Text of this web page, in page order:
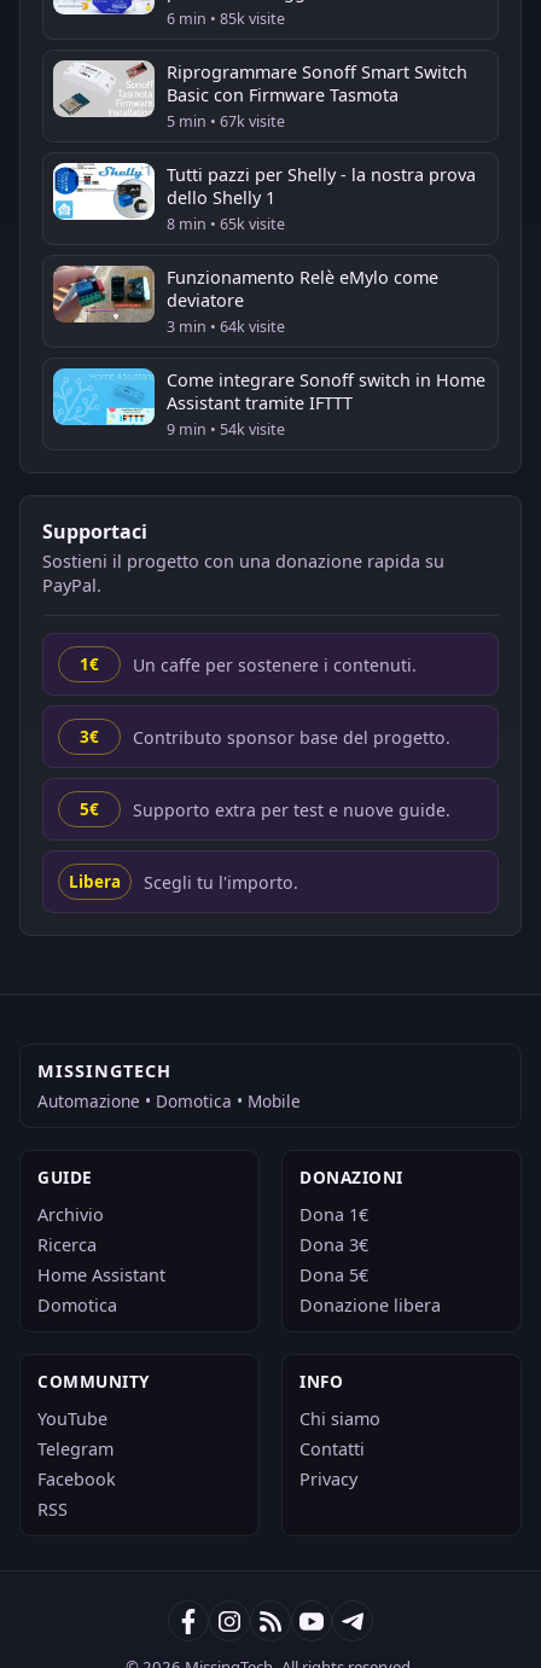
6 min • 85k visite
Riprogrammare Sonoff Smart Switch
Basic con Firmware Tasmota
5 min • 67k visite
Tutti pazzi per Shelly - la nostra prova
dello Shelly 1
8 min • 65k visite
Funzionamento Relè eMylo come
deviatore
3 min • 64k visite
Come integrare Sonoff switch in Home
Assistant tramite IFTTT
9 min • 54k visite
Supportaci
Sostieni il progetto con una donazione rapida su
PayPal.
1€ Un caffe per sostenere i contenuti.
3€ Contributo sponsor base del progetto.
5€ Supporto extra per test e nuove guide.
Libera Scegli tu l'importo.
MISSINGTECH
Automazione • Domotica • Mobile
GUIDE
Archivio
Ricerca
Home Assistant
Domotica
DONAZIONI
Dona 1€
Dona 3€
Dona 5€
Donazione libera
COMMUNITY
YouTube
Telegram
Facebook
RSS
INFO
Chi siamo
Contatti
Privacy